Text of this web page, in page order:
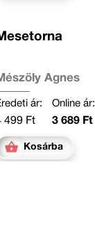
Ágnes
ár:
499 Ft
Online ár:
3 689 Ft
Kosárba